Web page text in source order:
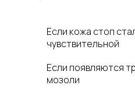
Если кожа стоп
чувствительной
Если появляются
мозоли